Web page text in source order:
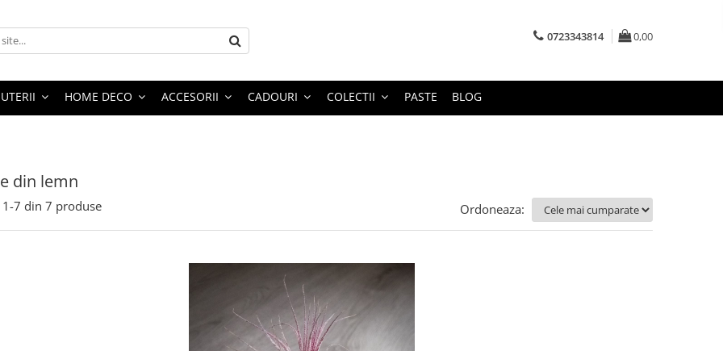
0723343814 0,00
HOME DECO ACCESORII CADOURI COLECTII PASTE BLOG
din lemn
1-7 din 7 produse Ordoneaza: